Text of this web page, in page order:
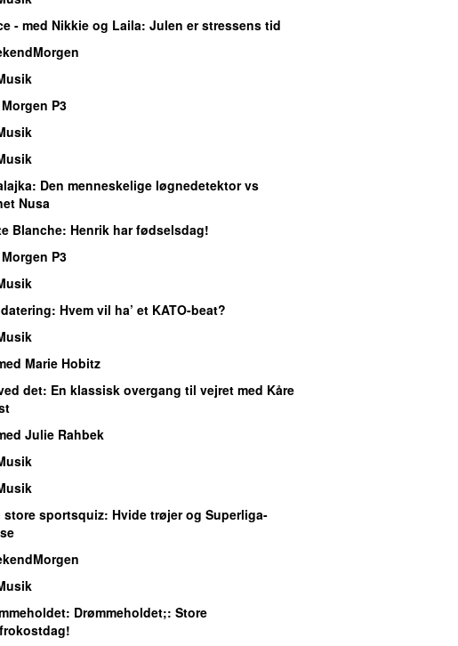
- med Nikkie og Laila: Julen er stressens tid
Morgen P3
: Den menneskelige løgnedetektor vs
Nusa
Blanche: Henrik har fødselsdag!
Morgen P3
: Hvem vil ha’ et KATO-beat?
Marie Hobitz
det: En klassisk overgang til vejret med Kåre
Julie Rahbek
store sportsquiz: Hvide trøjer og Superliga-
: Drømmeholdet;: Store